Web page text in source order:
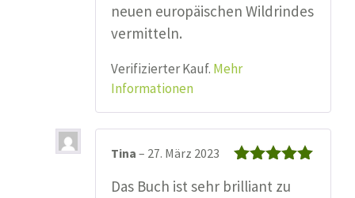
neuen europäischen Wildrindes
vermitteln.
Verifizierter Kauf. Mehr
Informationen
5von 5
Tina – 27. März 2023
Das Buch ist sehr brilliant zu